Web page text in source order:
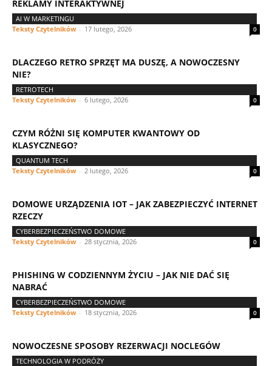
REKLAMY INTERAKTYWNEJ
AI W MARKETINGU
Teksty Czytelników - 17 lutego, 2026 0
DLACZEGO RETRO SPRZĘT MA DUSZĘ, A NOWOCZESNY
NIE?
RETROTECH
Teksty Czytelników - 6 lutego, 2026 0
CZYM RÓŻNI SIĘ KOMPUTER KWANTOWY OD
KLASYCZNEGO?
QUANTUM TECH
Teksty Czytelników - 2 lutego, 2026 0
DOMOWE URZĄDZENIA IOT – JAK ZABEZPIECZYĆ INTERNET
RZECZY
CYBERBEZPIECZEŃSTWO DOMOWE
Teksty Czytelników - 28 stycznia, 2026 0
PHISHING W CODZIENNYM ŻYCIU – JAK NIE DAĆ SIĘ
NABRAĆ
CYBERBEZPIECZEŃSTWO DOMOWE
Teksty Czytelników - 18 stycznia, 2026 0
NOWOCZESNE SPOSOBY REZERWACJI NOCLEGÓW
TECHNOLOGIA W PODRÓŻY